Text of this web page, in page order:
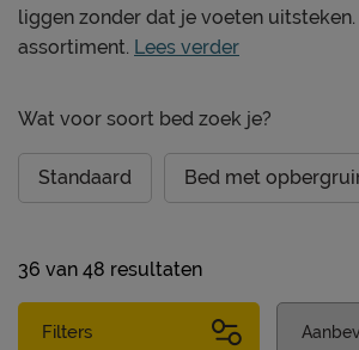
liggen zonder dat je voeten
assortiment. Lees verder
Wat voor soort bed zoek je?
Standaard Bed met
36 van 48 resultaten
Filters